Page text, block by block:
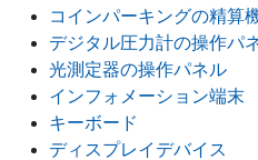
コインパーキングの精算
デジタル圧力計の操作パ
光測定器の操作パネル
インフォメーション端末
キーボード
ディスプレイデバイス